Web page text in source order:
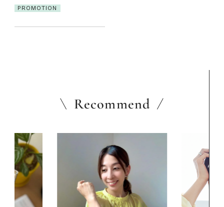
PROMOTION
Recommend